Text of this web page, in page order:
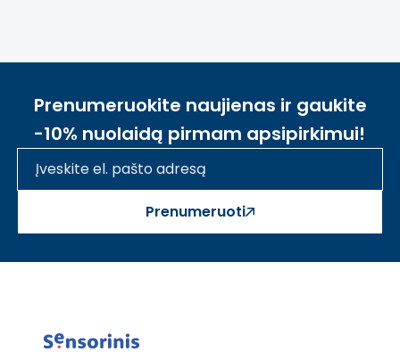
intelektą. Atsiprašome už galimas klaidas,
Prenumeruokite naujienas ir gaukite
-10% nuolaidą pirmam apsipirkimui!
Prenumeruoti